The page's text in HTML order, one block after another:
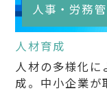
人事・労務
人材育成
人材の多様化に
成。中小企業が